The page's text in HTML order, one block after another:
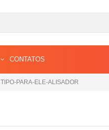
CONTATOS
TIPO-PARA-ELE-ALISADOR